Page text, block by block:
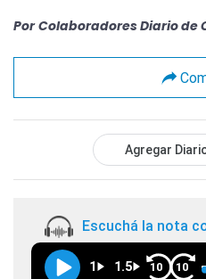
Por Colaboradores Diario de
Agregar
Escuchá la nota
1 1.5 10 10